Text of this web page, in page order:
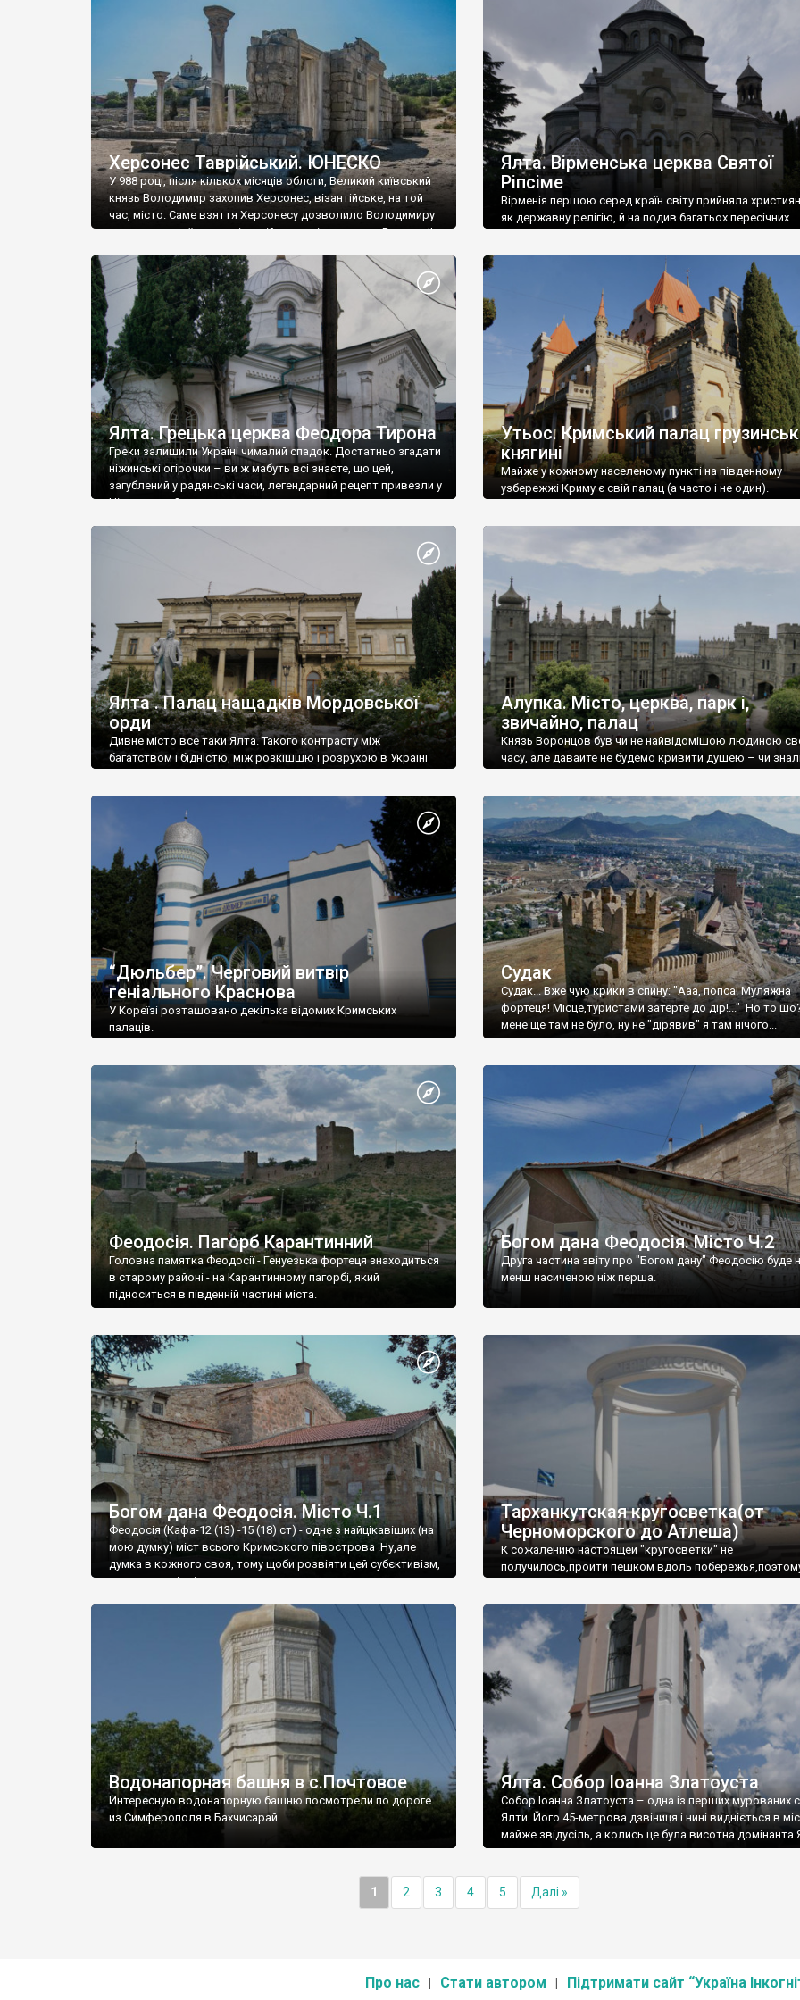
візантійської доби. Раритети викрадені з фондів об’єкту
культурної спадщини ЮНЕСКО «Херсонеса Таврійського».
Офіційно – на виставку «Золото Візантії», але експерти та
влада в Україні вважають це лише […]
називаються «повстяками» (postaki)…” “Вино. Крим
виробляє відмінне вино і його вдосталь: воно все
легке біле і дуже […]
Херсонес Таврійський. ЮНЕСКО
У 988 році, після кількох місяців облоги, Великий київський
князь Володимир захопив Херсонес, візантійське, на той
час, місто. Саме взяття Херсонесу дозволило Володимиру
диктувати свої умови візантійському імператору Василю ІІ,
Херсонесі Володимир-язичник, став Василем-
християнином. А потім було Хрещення Русі. На честь
Херсонесу Таврійського названо місто […]
Ялта. Вірменська церква Святої
Ріпсіме
Вірменія першою серед країн світу прийняла
як державну релігію, й на подив багатьох пересічних
Ялта. Грецька церква Феодора Тирона
Греки залишили Україні чималий спадок. Достатньо згадати
ніжинські огірочки – ви ж мабуть всі знаєте, що цей,
загублений у радянські часи, легендарний рецепт привезли у
Ніжин греки?
Утьос. Кримський палац
княгині
Майже у кожному населеному пункті на південному
узбережжі Криму є свій палац (а часто і не один).
Ялта . Палац нащадків Мордовської
орди
Дивне місто все таки Ялта. Такого контрасту між
багатством і бідністю, між розкішшю і розрухою в Україні
Алупка. Місто, церква, парк і,
звичайно, палац
Князь Воронцов був чи не найвідомішою людиною
часу, але давайте не будемо кривити душею – чи
“Дюльбер”. Черговий витвір
геніального Краснова
У Кореїзі розташовано декілька відомих Кримських
палаців.
Судак
Судак... Вже чую крики в спину: "Ааа, попса! Муляжна
фортеця! Місце,туристами затерте до дір!..." Но то
мене ще там не було, ну не "дірявив" я там нічого...
принаймні до цього літа.
Феодосія. Пагорб Карантинний
Головна памятка Феодосії - Генуезька фортеця знаходиться
в старому районі - на Карантинному пагорбі, який
підноситься в південній частині міста.
Богом дана Феодосія. Місто Ч.2
Друга частина звіту про "Богом дану" Феодосію буде
менш насиченою ніж перша.
Богом дана Феодосія. Місто Ч.1
Феодосія (Кафа-12 (13) -15 (18) ст) - одне з найцікавіших (на
мою думку) міст всього Кримського півострова .Ну,але
думка в кожного своя, тому щоби розвіяти цей субєктивізм,
запрошую відвідати це
Тарханкутская кругосветка(от
Черноморского до Атлеша)
К сожалению настоящей "кругосветки" не
получилось,пройти пешком вдоль
Водонапорная башня в с.Почтовое
Интересную водонапорную башню посмотрели по дороге
из Симферополя в Бахчисарай.
Ялта. Собор Іоанна Златоуста
Собор Іоанна Златоуста – одна із перших мурованих
Ялти. Його 45-метрова дзвіниця і нині видніється в
майже звідусіль, а колись це була висотна домінанта
1 2 3 4 5 Далі »
Про нас Стати автором Підтримати сайт “Україна